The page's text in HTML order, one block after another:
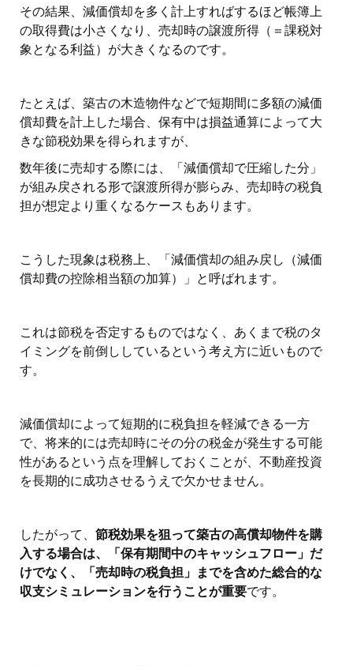
その結果、減価償却を多く計上すればするほど帳簿上
の取得費は小さくなり、売却時の譲渡所得（＝課税対
象となる利益）が大きくなるのです。
たとえば、築古の木造物件などで短期間に多額の減価
償却費を計上した場合、保有中は損益通算によって大
きな節税効果を得られますが、
数年後に売却する際には、「減価償却で圧縮した分」
が組み戻される形で譲渡所得が膨らみ、売却時の税負
担が想定より重くなるケースもあります。
こうした現象は税務上、「減価償却の組み戻し（減価
償却費の控除相当額の加算）」と呼ばれます。
これは節税を否定するものではなく、あくまで税のタ
イミングを前倒ししているという考え方に近いもので
す。
減価償却によって短期的に税負担を軽減できる一方
で、将来的には売却時にその分の税金が発生する可能
性があるという点を理解しておくことが、不動産投資
を長期的に成功させるうえで欠かせません。
したがって、 節税効果を狙って築古の高償却物件を購
入する場合は、「保有期間中のキャッシュフロー」だ
けでなく、「売却時の税負担」までを含めた総合的な
収支シミュレーションを行うことが重要です。